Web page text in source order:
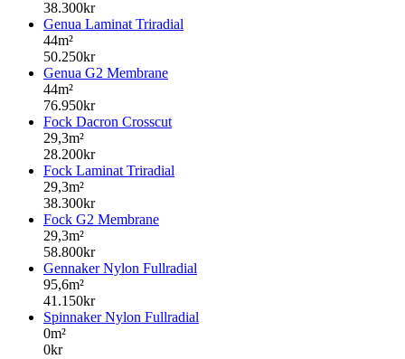
38.300kr
Genua Laminat Triradial
44m²
50.250kr
Genua G2 Membrane
44m²
76.950kr
Fock Dacron Crosscut
29,3m²
28.200kr
Fock Laminat Triradial
29,3m²
38.300kr
Fock G2 Membrane
29,3m²
58.800kr
Gennaker Nylon Fullradial
95,6m²
41.150kr
Spinnaker Nylon Fullradial
0m²
0kr